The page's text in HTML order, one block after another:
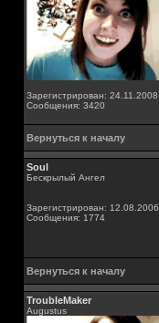
Зарегистрирован: 24.11.2008
Сообщения: 3420
Вернуться к началу
Soul
Бескрылый Ангел
Зарегистрирован: 12.08.2006
Сообщения: 1774
Вернуться к началу
TroubleMaker
Augustus